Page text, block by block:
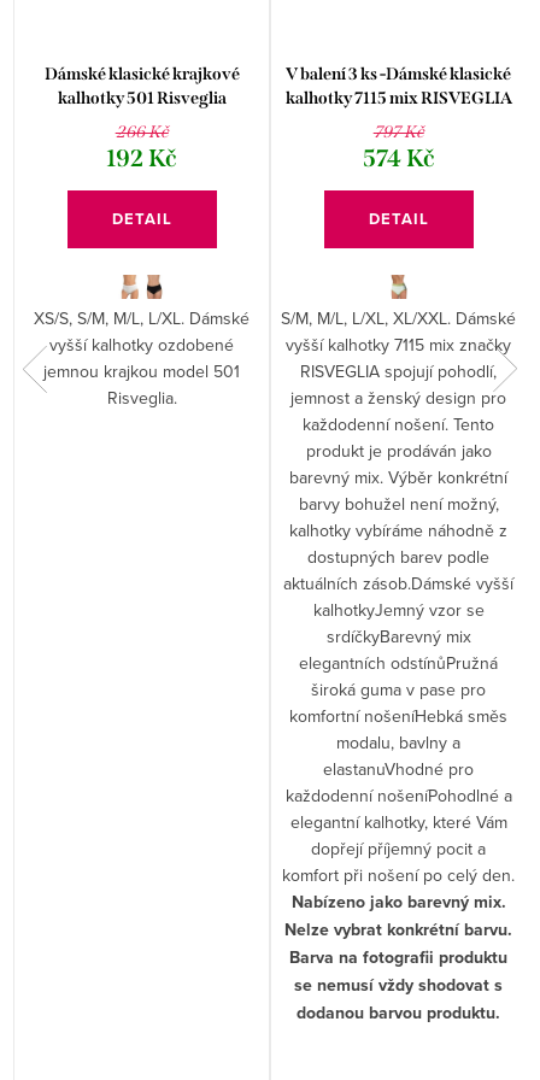
Dámské klasické krajkové
kalhotky 501 Risveglia
266 Kč
192 Kč
DETAIL
XS/S, S/M, M/L, L/XL. Dámské
vyšší kalhotky ozdobené
jemnou krajkou model 501
Risveglia.
V balení 3 ks -Dámské klasické
kalhotky 7115 mix RISVEGLIA
– Styl a komfort
797 Kč
574 Kč
DETAIL
S/M, M/L, L/XL, XL/XXL. Dámské
vyšší kalhotky 7115 mix značky
RISVEGLIA spojují pohodlí,
jemnost a ženský design pro
každodenní nošení. Tento
produkt je prodáván jako
barevný mix. Výběr konkrétní
barvy bohužel není možný,
kalhotky vybíráme náhodně z
dostupných barev podle
aktuálních zásob.Dámské vyšší
kalhotkyJemný vzor se
srdíčkyBarevný mix
elegantních odstínůPružná
široká guma v pase pro
komfortní nošeníHebká směs
modalu, bavlny a
elastanuVhodné pro
každodenní nošeníPohodlné a
elegantní kalhotky, které Vám
dopřejí příjemný pocit a
komfort při nošení po celý den.
Nabízeno jako barevný mix.
Nelze vybrat konkrétní barvu.
Barva na fotografii produktu
se nemusí vždy shodovat s
dodanou barvou produktu.